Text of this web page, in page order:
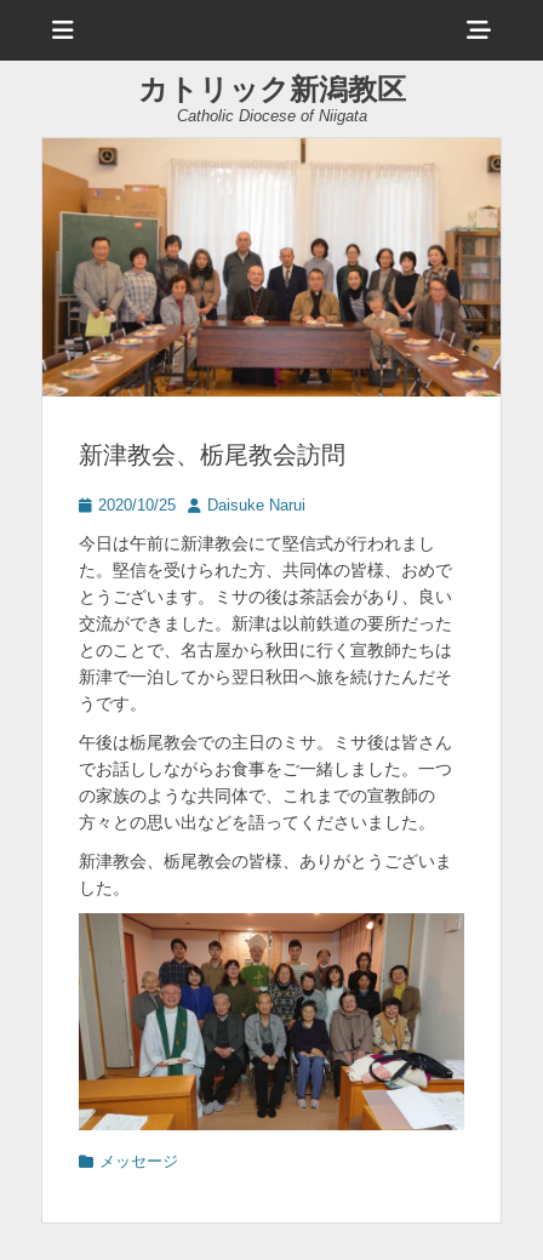
ュ
ヘ
ッ
ー
サ
イ
ド
バ
ー
コ
カトリック新潟教区
Catholic Diocese of Niigata
新津教会、栃尾教会訪問
投
日
2020/10/25
投
者
Daisuke Narui
今日は午前に新津教会にて堅信式が行われまし
た。堅信を受けられた方、共同体の皆様、おめで
とうございます。ミサの後は茶話会があり、良い
交流ができました。新津は以前鉄道の要所だった
とのことで、名古屋から秋田に行く宣教師たちは
新津で一泊してから翌日秋田へ旅を続けたんだそ
うです。
午後は栃尾教会での主日のミサ。ミサ後は皆さん
でお話ししながらお食事をご一緒しました。一つ
の家族のような共同体で、これまでの宣教師の
方々との思い出などを語ってくださいました。
新津教会、栃尾教会の皆様、ありがとうございま
した。
カ メッセージ